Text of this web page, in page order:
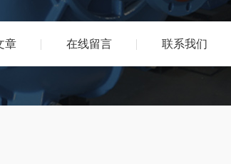
章 在线留言 联系我们